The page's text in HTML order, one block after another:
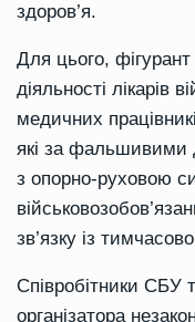
здоров’я.
Для цього,
діяльності лікарів
медичних
які за фальшивими
з опорно-руховою
зв’язку із
Співробітники СБУ
організатора